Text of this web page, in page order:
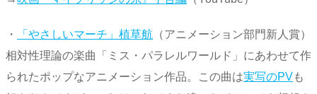
・ 「やさしいマーチ」植草航 （アニメーション部門新人賞）
相対性理論の楽曲「ミス・パラレルワールド」にあわせて作
られたポップなアニメーション作品。この曲は実写のPVも